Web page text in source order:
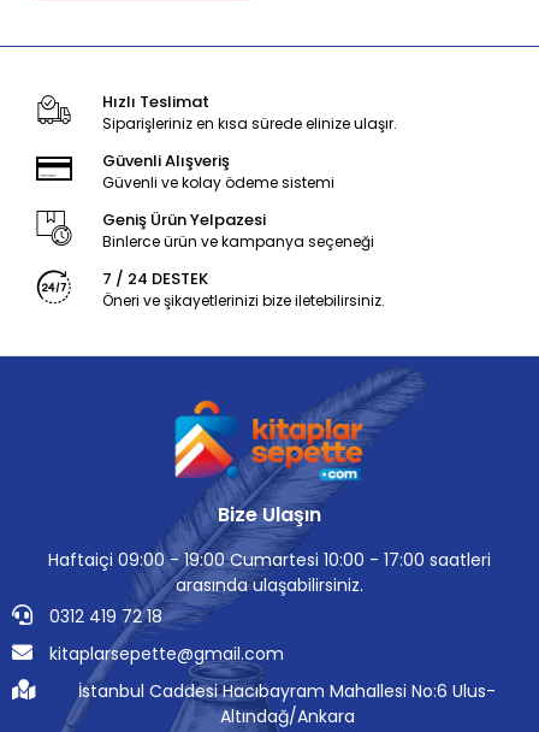
Hızlı Teslimat
Siparişleriniz en kısa sürede elinize ulaşır.
Güvenli Alışveriş
Güvenli ve kolay ödeme sistemi
Geniş Ürün Yelpazesi
Binlerce ürün ve kampanya seçeneği
7 / 24 DESTEK
Öneri ve şikayetlerinizi bize iletebilirsiniz.
Bize Ulaşın
Haftaiçi 09:00 - 19:00 Cumartesi 10:00 - 17:00 saatleri
arasında ulaşabilirsiniz.
0312 419 72 18
kitaplarsepette@gmail.com
İstanbul Caddesi Hacıbayram Mahallesi No:6 Ulus-
Altındağ/Ankara